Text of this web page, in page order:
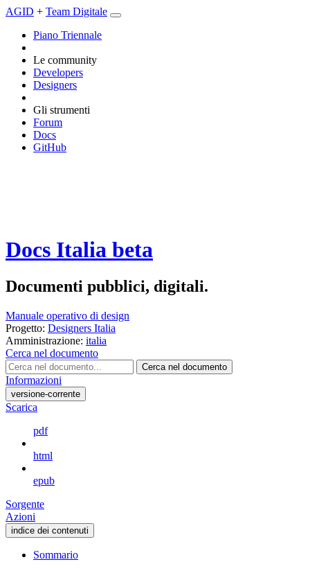
AGID + Team Digitale
Piano Triennale
Le community
Developers
Designers
Gli strumenti
Forum
Docs
GitHub
Docs Italia beta
Documenti pubblici, digitali.
Manuale operativo di design
Progetto: Designers Italia
Amministrazione: italia
Cerca nel documento
Cerca nel documento
Informazioni
versione-corrente
Scarica
pdf
html
epub
Sorgente
Azioni
indice dei contenuti
Sommario